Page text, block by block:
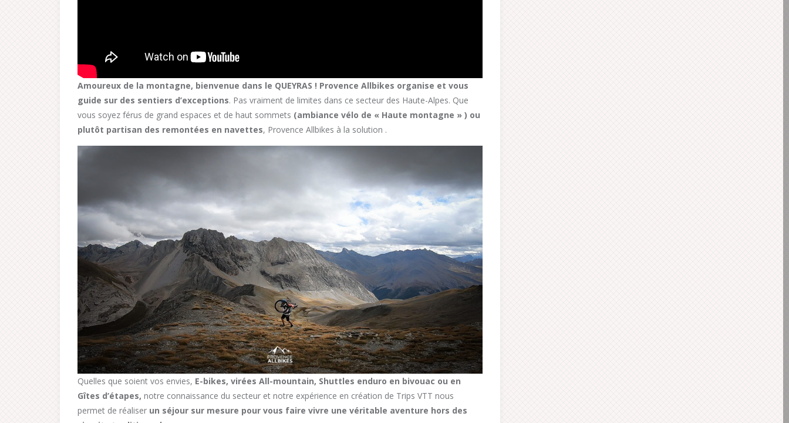
Amoureux de la montagne, bienvenue dans le QUEYRAS ! Provence Allbikes organise et vous
guide sur des sentiers d’exceptions. Pas vraiment de limites dans ce secteur des Haute-Alpes. Que
vous soyez férus de grand espaces et de haut sommets (ambiance vélo de « Haute montagne » ) ou
plutôt partisan des remontées en navettes, Provence Allbikes à la solution .
Quelles que soient vos envies, E-bikes, virées All-mountain, Shuttles enduro en bivouac ou en
Gîtes d’étapes, notre connaissance du secteur et notre expérience en création de Trips VTT nous
permet de réaliser un séjour sur mesure pour vous faire vivre une véritable aventure hors des